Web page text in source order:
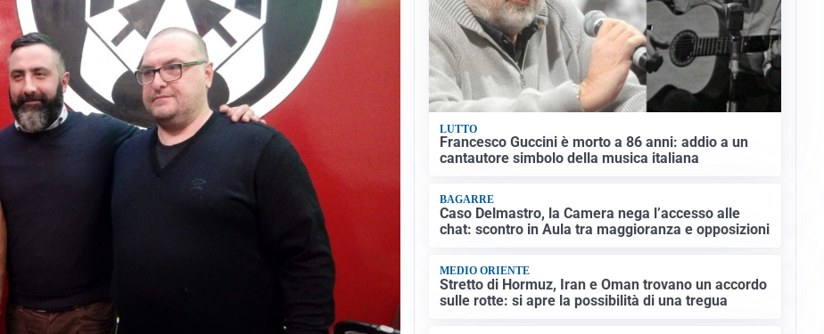
LUTTO
Francesco Guccini è morto a 86 anni: addio a un
cantautore simbolo della musica italiana
BAGARRE
Caso Delmastro, la Camera nega l’accesso alle
chat: scontro in Aula tra maggioranza e opposizioni
MEDIO ORIENTE
Stretto di Hormuz, Iran e Oman trovano un accordo
sulle rotte: si apre la possibilità di una tregua